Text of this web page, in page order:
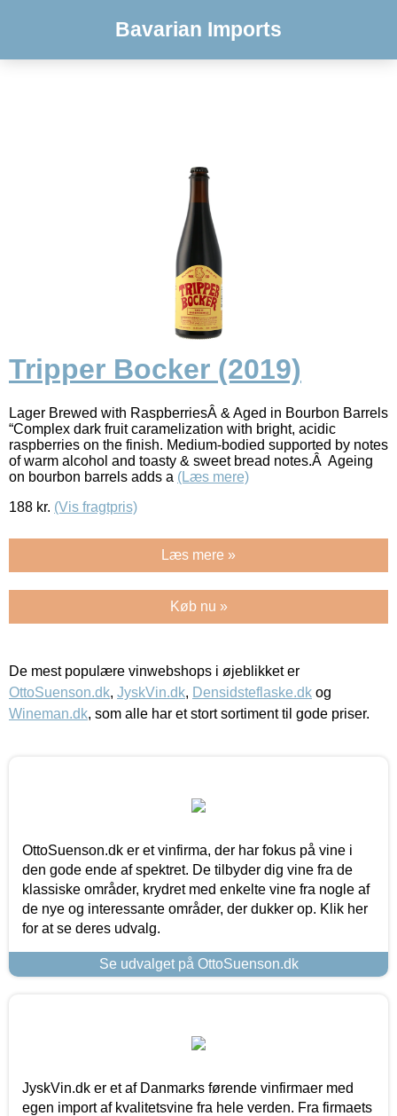
Bavarian Imports
Tripper Bocker (2019)
Lager Brewed with RaspberriesÂ & Aged in Bourbon Barrels
“Complex dark fruit caramelization with bright, acidic
raspberries on the finish. Medium-bodied supported by notes
of warm alcohol and toasty & sweet bread notes.Â Ageing
on bourbon barrels adds a (Læs mere)
188 kr. (Vis fragtpris)
Læs mere »
Køb nu »
De mest populære vinwebshops i øjeblikket er
OttoSuenson.dk, JyskVin.dk, Densidsteflaske.dk og
Wineman.dk, som alle har et stort sortiment til gode priser.
OttoSuenson.dk er et vinfirma, der har fokus på vine i
den gode ende af spektret. De tilbyder dig vine fra de
klassiske områder, krydret med enkelte vine fra nogle af
de nye og interessante områder, der dukker op. Klik her
for at se deres udvalg.
Se udvalget på OttoSuenson.dk
JyskVin.dk er et af Danmarks førende vinfirmaer med
egen import af kvalitetsvine fra hele verden. Fra firmaets